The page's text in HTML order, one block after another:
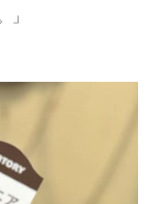
」